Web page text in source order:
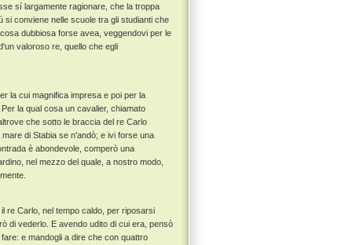
sí largamente ragionare, che la troppa
si conviene nelle scuole tra gli studianti che
dubbiosa forse avea, veggendovi per le
valoroso re, quello che egli
la cui magnifica impresa e poi per la
la qual cosa un cavalier, chiamato
che sotto le braccia del re Carlo
di Stabia se n'andò; e ivi forse una
è abondevole, comperò una
nel mezzo del quale, a nostro modo,
re Carlo, nel tempo caldo, per riposarsi
di vederlo. E avendo udito di cui era, pensò
e mandogli a dire che con quattro